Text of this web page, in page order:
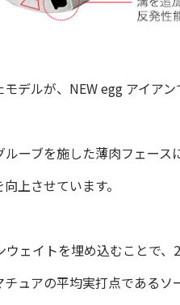
デルが、NEW egg アイアン
ーブを施した薄肉フェー
上させています。
ェイトを埋め込むことで、
ュアの平均実打点である